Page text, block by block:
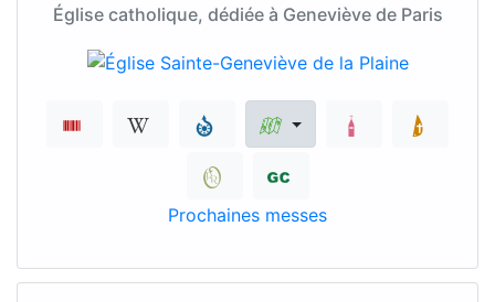
Église catholique, dédiée à Geneviève de Paris
Prochaines messes